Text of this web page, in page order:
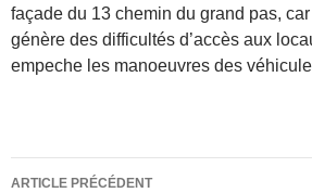
façade du 13 chemin du grand pas,
génère des difficultés d’accès aux
empeche les manoeuvres des
Navigation
ARTICLE PRÉCÉDENT